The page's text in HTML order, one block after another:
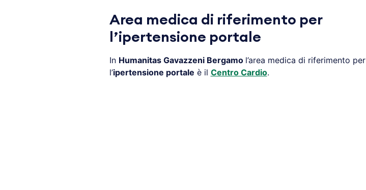
Area medica di riferimento per
l’ipertensione portale
In Humanitas GavazzeniBergamo l’area medica di riferimento per
l’ipertensione portale è il Centro Cardio.